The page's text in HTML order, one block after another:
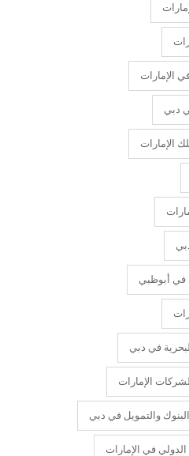
الإمارات
دبي
الإمارات
في أبوظبي
في دبي
الإمارات
والتمويل في دبي
في الإمارات